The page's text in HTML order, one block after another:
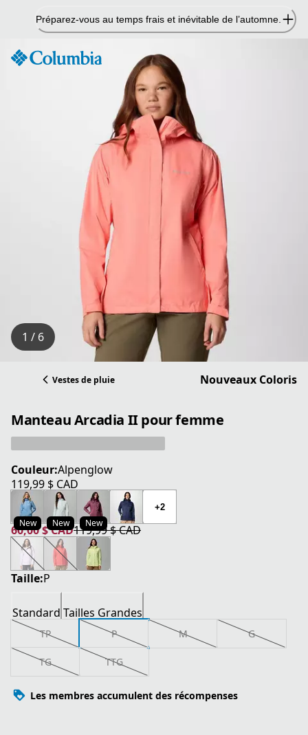
Préparez-vous au temps frais et inévitable de l’automne.
1 / 6
Vestes de pluie Nouveaux Coloris
Manteau Arcadia II pour femme
Couleur:Alpenglow
119,99 $ CAD
prix actuel 119,99 $ CAD
New New New
+2
60,00 $ CAD
prix actuel 60,00 $ CAD
119,99 $ CAD
prix original 119,99 $ CAD
Taille:P
Standard Tailles Grandes
TP P M G
TG TTG
Les membres accumulent des récompenses